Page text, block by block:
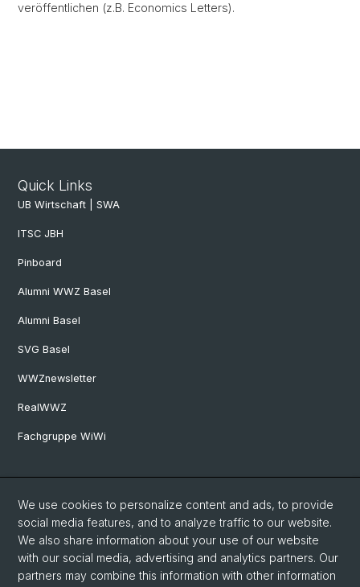
veröffentlichen (z.B. Economics Letters).
Quick Links
UB Wirtschaft | SWA
ITSC JBH
Pinboard
Alumni WWZ Basel
Alumni Basel
SVG Basel
WWZnewsletter
RealWWZ
Fachgruppe WiWi
LinkedIn
Youtube
We use cookies to personalize content and ads, to provide
social media features, and to analyze traffic to our website.
We also share information about your use of our website
with our social media, advertising and analytics partners. Our
partners may combine this information with other information